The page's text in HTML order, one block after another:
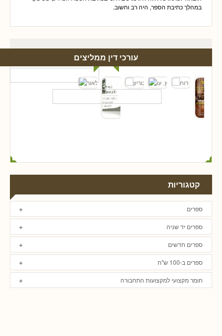
במהלך כתיבת הספר, היה רב וחשוב.
עורכי דין ממליצים
קטגוריות
ספרים
ספרים יד שניה
ספרים חדשים
ספרים ב-100 ש"ח
חומר מקצועי למקצועות התחבורה